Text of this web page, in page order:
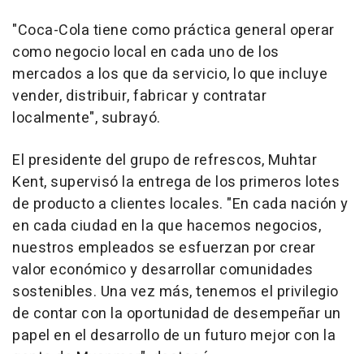
"Coca-Cola tiene como práctica general operar
como negocio local en cada uno de los
mercados a los que da servicio, lo que incluye
vender, distribuir, fabricar y contratar
localmente", subrayó.
El presidente del grupo de refrescos, Muhtar
Kent, supervisó la entrega de los primeros lotes
de producto a clientes locales. "En cada nación y
en cada ciudad en la que hacemos negocios,
nuestros empleados se esfuerzan por crear
valor económico y desarrollar comunidades
sostenibles. Una vez más, tenemos el privilegio
de contar con la oportunidad de desempeñar un
papel en el desarrollo de un futuro mejor con la